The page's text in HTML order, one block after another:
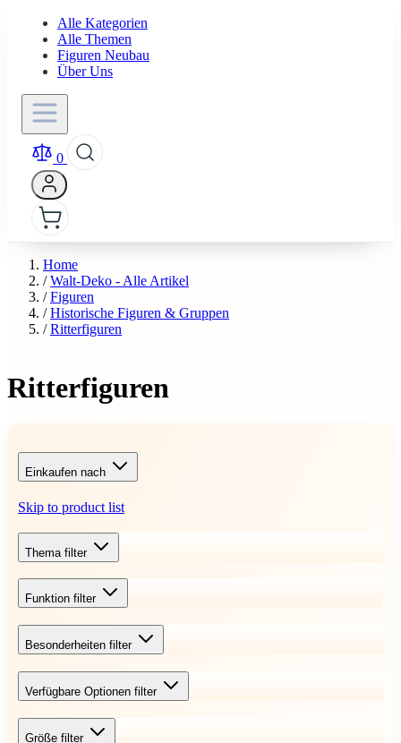
Alle Kategorien
Alle Themen
Figuren Neubau
Über Uns
0
Home
/ Walt-Deko - Alle Artikel
/ Figuren
/ Historische Figuren & Gruppen
/ Ritterfiguren
Ritterfiguren
Einkaufen nach
Skip to product list
Thema filter
Funktion filter
Besonderheiten filter
Verfügbare Optionen filter
Größe filter